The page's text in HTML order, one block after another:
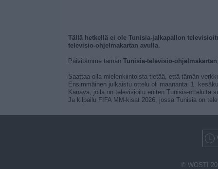
Tällä hetkellä ei ole Tunisia-jalkapallon
televisio-ohjelmakartan avulla.
Päivitämme tämän Tunisia-televisio-ohjelmakartan
Saattaa olla mielenkiintoista tietää, että tämän
Ensimmäinen julkaistu ottelu oli maanantai 1.
Kanava, jolla on televisioitu eniten Tunisia-otteluita
Ja kilpailu FIFA MM-kisat 2026, jossa Tunisia on
© WOSTI